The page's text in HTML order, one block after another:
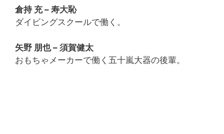
倉持 充 – 寿大恥
ダイビングスクールで働く。
矢野 朋也 – 須賀健太
おもちゃメーカーで働く五十嵐大器の後輩。